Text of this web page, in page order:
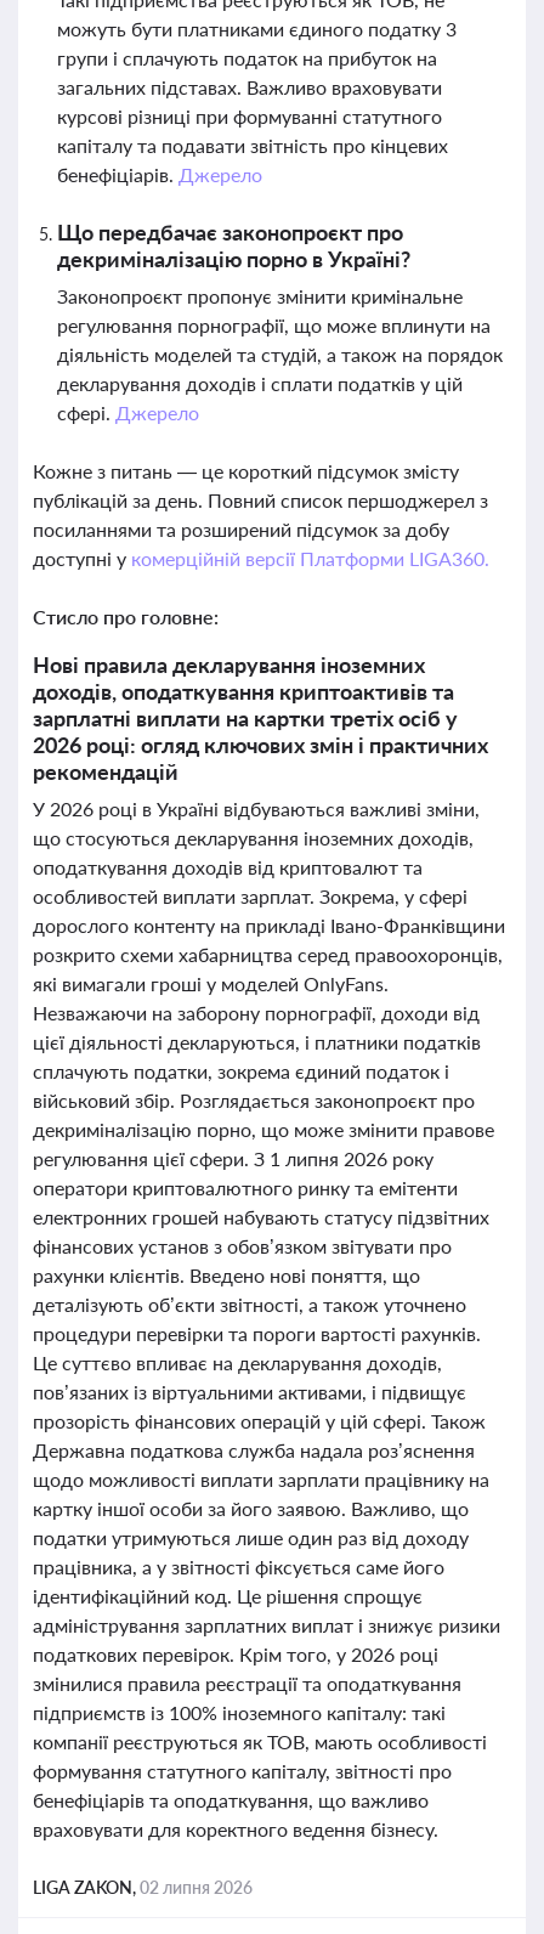
можуть бути платниками єдиного податку 3
групи і сплачують податок на прибуток на
загальних підставах. Важливо враховувати
курсові різниці при формуванні статутного
капіталу та подавати звітність про кінцевих
бенефіціарів. Джерело
Що передбачає законопроєкт про
декриміналізацію порно в Україні?
Законопроєкт пропонує змінити кримінальне
регулювання порнографії, що може вплинути на
діяльність моделей та студій, а також на порядок
декларування доходів і сплати податків у цій
сфері. Джерело
Кожне з питань — це короткий підсумок змісту
публікацій за день. Повний список першоджерел з
посиланнями та розширений підсумок за добу
доступні у комерційній версії Платформи LIGA360.
Стисло про головне:
Нові правила декларування іноземних
доходів, оподаткування криптоактивів та
зарплатні виплати на картки третіх осіб у
2026 році: огляд ключових змін і практичних
рекомендацій
У 2026 році в Україні відбуваються важливі зміни,
що стосуються декларування іноземних доходів,
оподаткування доходів від криптовалют та
особливостей виплати зарплат. Зокрема, у сфері
дорослого контенту на прикладі Івано-Франківщини
розкрито схеми хабарництва серед правоохоронців,
які вимагали гроші у моделей OnlyFans.
Незважаючи на заборону порнографії, доходи від
цієї діяльності декларуються, і платники податків
сплачують податки, зокрема єдиний податок і
військовий збір. Розглядається законопроєкт про
декриміналізацію порно, що може змінити правове
регулювання цієї сфери. З 1 липня 2026 року
оператори криптовалютного ринку та емітенти
електронних грошей набувають статусу підзвітних
фінансових установ з обов’язком звітувати про
рахунки клієнтів. Введено нові поняття, що
деталізують об’єкти звітності, а також уточнено
процедури перевірки та пороги вартості рахунків.
Це суттєво впливає на декларування доходів,
пов’язаних із віртуальними активами, і підвищує
прозорість фінансових операцій у цій сфері. Також
Державна податкова служба надала роз’яснення
щодо можливості виплати зарплати працівнику на
картку іншої особи за його заявою. Важливо, що
податки утримуються лише один раз від доходу
працівника, а у звітності фіксується саме його
ідентифікаційний код. Це рішення спрощує
адміністрування зарплатних виплат і знижує ризики
податкових перевірок. Крім того, у 2026 році
змінилися правила реєстрації та оподаткування
підприємств із 100% іноземного капіталу: такі
компанії реєструються як ТОВ, мають особливості
формування статутного капіталу, звітності про
бенефіціарів та оподаткування, що важливо
враховувати для коректного ведення бізнесу.
LIGA ZAKON,02 липня 2026